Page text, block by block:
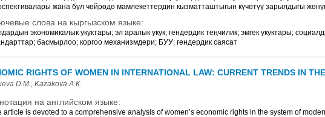
жана бул чөйрөдө мамлекеттердин кызматташтыгын күчөтүү зарылдыгы
слова на кыргызском языке:
экономикалык укуктары; эл аралык укук; гендердик теңчилик; эмгек укуктары;
басмырлоо; коргоо механизмдери; БУУ; гендердик саясат
RIGHTS OF WOMEN IN INTERNATIONAL LAW: CURRENT TRENDS IN
D.M., Kazakovа A.К.
на английском языке:
article is devoted to a comprehensive analysis of women’s economic rights in the system of